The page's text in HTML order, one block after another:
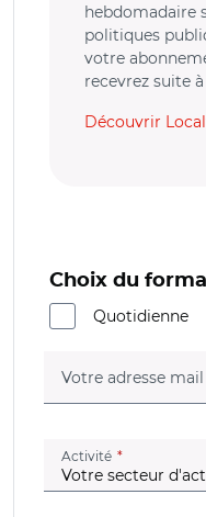
hebdomadaire
politiques
votre
recevrez suite
Découvrir
Choix du
Quotidienne
Votre adresse mail
Activité (champ